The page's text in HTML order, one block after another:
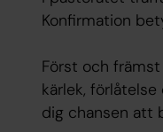
Konfirmation
Först och främst
kärlek,
dig chansen att